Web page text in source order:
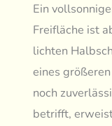
Ein
Freifläche ist
lichten
eines
noch
betrifft,